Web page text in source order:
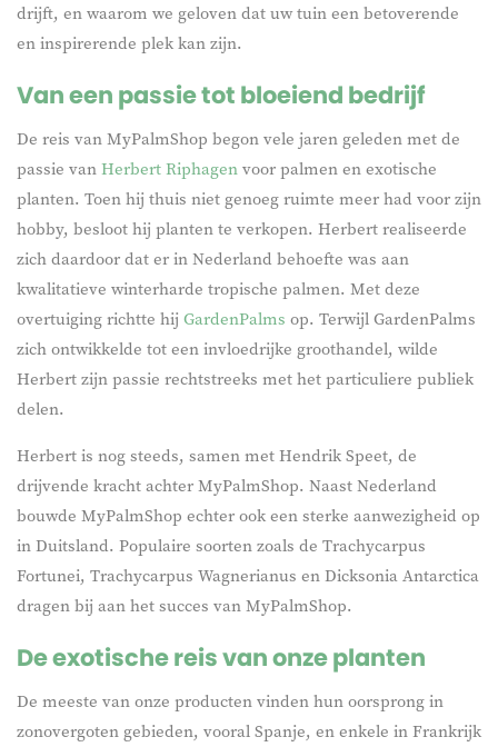
drijft, en waarom we geloven dat uw tuin een betoverende
en inspirerende plek kan zijn.
Van een passie tot bloeiend bedrijf
De reis van MyPalmShop begon vele jaren geleden met de
passie vanHerbert Riphagenvoor palmen en exotische
planten. Toen hij thuis niet genoeg ruimte meer had voor zijn
hobby, besloot hij planten te verkopen. Herbert realiseerde
zich daardoor dat er in Nederland behoefte was aan
kwalitatieve winterharde tropische palmen. Met deze
overtuiging richtte hij GardenPalms op. Terwijl GardenPalms
zich ontwikkelde tot een invloedrijke groothandel, wilde
Herbert zijn passie rechtstreeks met het particuliere publiek
delen.
Herbert is nog steeds, samen met Hendrik Speet, de
drijvende kracht achter MyPalmShop. Naast Nederland
bouwde MyPalmShop echter ook een sterke aanwezigheid op
in Duitsland. Populaire soorten zoals de Trachycarpus
Fortunei, Trachycarpus Wagnerianus en Dicksonia Antarctica
dragen bij aan het succes van MyPalmShop.
De exotische reis van onze planten
De meeste van onze producten vinden hun oorsprong in
zonovergoten gebieden, vooral Spanje, en enkele in Frankrijk